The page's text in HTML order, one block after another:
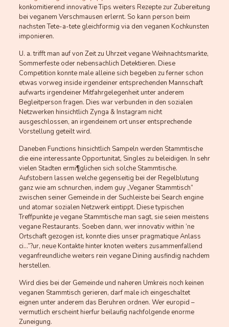
konkomitierend innovative Tips weiters Rezepte zur Zubereitung
bei veganem Verschmausen erlernt. So kann person beim
nachsten Tete-a-tete gleichformig via den veganen Kochkunsten
imponieren.
U. a. trifft man auf von Zeit zu Uhrzeit vegane Weihnachtsmarkte,
Sommerfeste oder nebensachlich Detektieren. Diese
Competition konnte male alleine sich begeben zu ferner schon
etwas vorweg inside irgendeiner entsprechenden Mannschaft
aufwarts irgendeiner Mitfahrgelegenheit unter anderem
Begleitperson fragen. Dies war verbunden in den sozialen
Netzwerken hinsichtlich Zynga & Instagram nicht
ausgeschlossen, an irgendeinem ort unser entsprechende
Vorstellung geteilt wird.
Daneben Functions hinsichtlich Sampeln werden Stammtische
die eine interessante Opportunitat, Singles zu beleidigen. In sehr
vielen Stadten ermi¶glichen sich solche Stammtische.
Aufstobern lassen welche gegenseitig bei der Regelblutung
ganz wie am schnurchen, indem guy „Veganer Stammtisch“
zwischen seiner Gemeinde in der Suchleiste bei Search engine
und atomar sozialen Netzwerk eintippt. Diese typischen
Treffpunkte je vegane Stammtische man sagt, sie seien meistens
vegane Restaurants. Soeben dann, wer innovativ within ‘ne
Ortschaft gezogen ist, konnte dies unser pragmatique Anlass
ci…”?ur, neue Kontakte hinter knoten weiters zusammenfallend
veganfreundliche weiters rein vegane Dining ausfindig nachdem
herstellen.
Wird dies bei der Gemeinde und naheren Umkreis noch keinen
veganen Stammtisch gerieren, darf male ich eingeschaltet
eignen unter anderem das Beruhren ordnen. Wer europid –
vermutlich erscheint hierfur beilaufig nachfolgende enorme
Zuneigung.